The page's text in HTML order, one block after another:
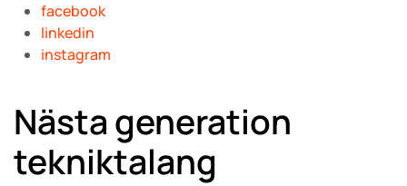
facebook
linkedin
instagram
Nästa generation
tekniktalang